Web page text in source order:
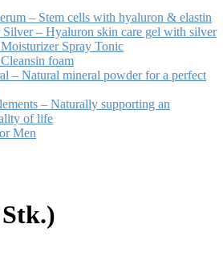
– Stem cells with hyaluron & elastin
– Hyaluron skin care gel with silver
Spray Tonic
foam
– Natural mineral powder for a perfect
– Naturally supporting an
of life
Men